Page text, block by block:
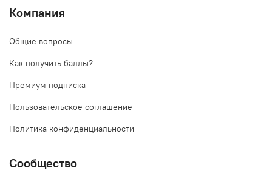
Компания
Общие вопросы
Как получить баллы?
Премиум подписка
Пользовательское соглашение
Политика конфиденциальности
Сообщество